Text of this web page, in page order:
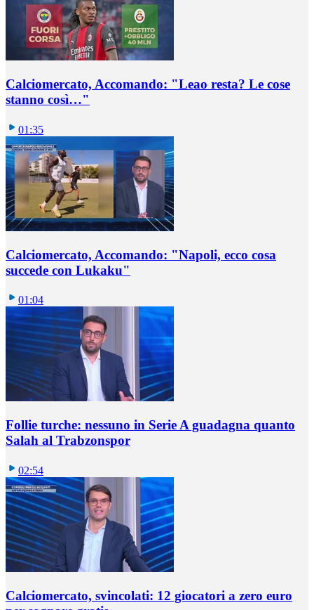
Calciomercato, Accomando: "Leao resta? Le cose
stanno così…"
01:35
Calciomercato, Accomando: "Napoli, ecco cosa
succede con Lukaku"
01:04
Follie turche: nessuno in Serie A guadagna quanto
Salah al Trabzonspor
02:54
Calciomercato, svincolati: 12 giocatori a zero euro